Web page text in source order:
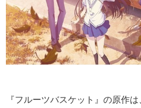
『フルーツバスケット』の原作